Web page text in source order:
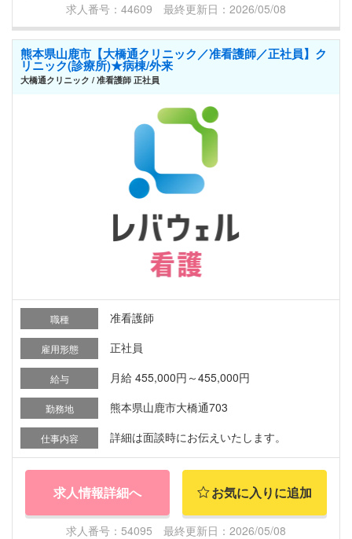
求人番号：44609 最終更新日：2026/05/08
熊本県山鹿市【大橋通クリニック／准看護師／正社員】ク
リニック(診療所)★病棟/外来
大橋通クリニック / 准看護師 正社員
職種 准看護師
雇用形態 正社員
給与 月給 455,000円～455,000円
勤務地 熊本県山鹿市大橋通703
仕事内容 詳細は面談時にお伝えいたします。
求人情報詳細へ お気に入りに追加
求人番号：54095 最終更新日：2026/05/08